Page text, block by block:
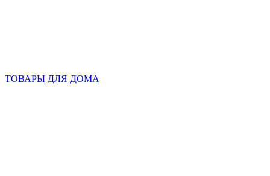
ТОВАРЫ ДЛЯ ДОМА